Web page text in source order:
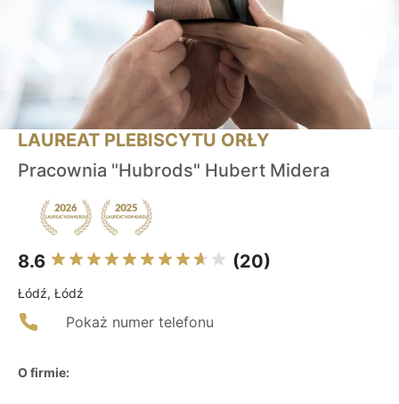
LAUREAT PLEBISCYTU ORŁY
Pracownia "Hubrods" Hubert Midera
8.6 (20)
Łódź, Łódź
Pokaż numer telefonu
O firmie: